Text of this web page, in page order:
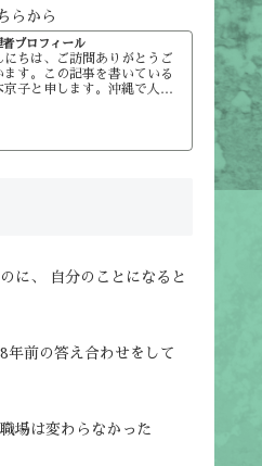
らから
者プロフィール
にちは、ご訪問ありがとうご
ます。この記事を書いている
京子と申します。沖縄で人材
取締役社長。主に企業・団体
に、 自分のことになると
年前の答え合わせをして
場は変わらなかった